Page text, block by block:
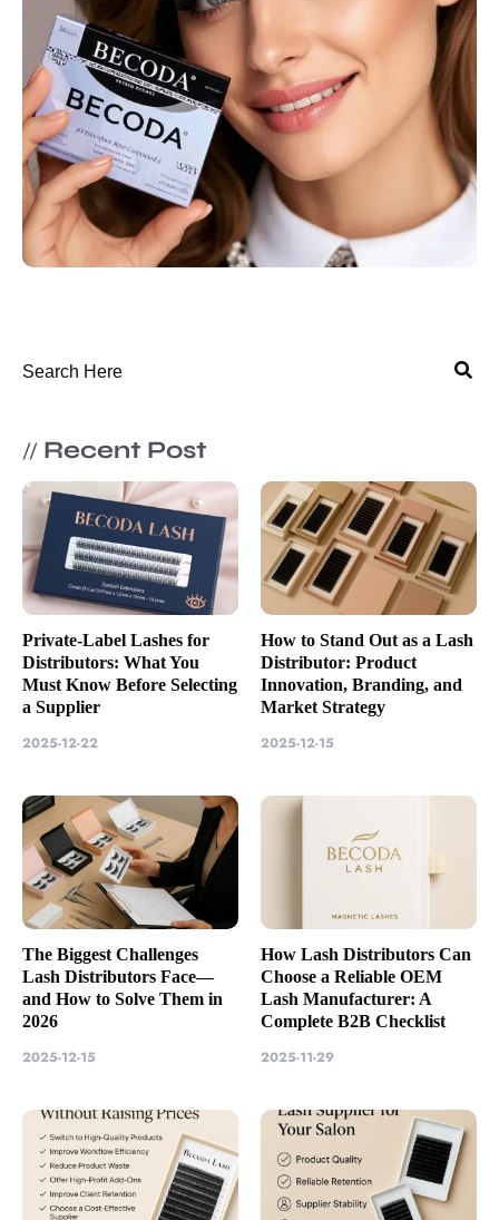
// Recent Post
Private-Label Lashes for
Distributors: What You
Must Know Before Selecting
a Supplier
2025-12-22
How to Stand Out as a Lash
Distributor: Product
Innovation, Branding, and
Market Strategy
2025-12-15
The Biggest Challenges
Lash Distributors Face—
and How to Solve Them in
2026
2025-12-15
How Lash Distributors Can
Choose a Reliable OEM
Lash Manufacturer: A
Complete B2B Checklist
2025-11-29